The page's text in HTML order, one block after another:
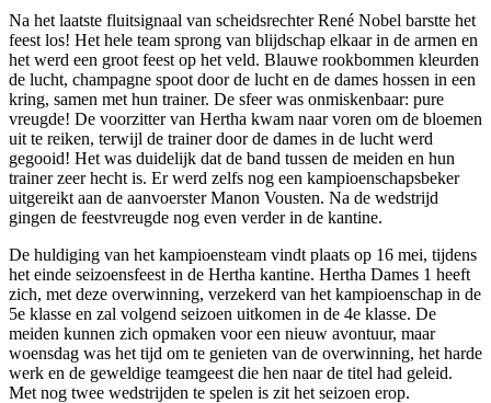
Na het laatste fluitsignaal van scheidsrechter René Nobel barstte het
feest los! Het hele team sprong van blijdschap elkaar in de armen en
het werd een groot feest op het veld. Blauwe rookbommen kleurden
de lucht, champagne spoot door de lucht en de dames hossen in een
kring, samen met hun trainer. De sfeer was onmiskenbaar: pure
vreugde! De voorzitter van Hertha kwam naar voren om de bloemen
uit te reiken, terwijl de trainer door de dames in de lucht werd
gegooid! Het was duidelijk dat de band tussen de meiden en hun
trainer zeer hecht is. Er werd zelfs nog een kampioenschapsbeker
uitgereikt aan de aanvoerster Manon Vousten. Na de wedstrijd
gingen de feestvreugde nog even verder in de kantine.
De huldiging van het kampioensteam vindt plaats op 16 mei, tijdens
het einde seizoensfeest in de Hertha kantine. Hertha Dames 1 heeft
zich, met deze overwinning, verzekerd van het kampioenschap in de
5e klasse en zal volgend seizoen uitkomen in de 4e klasse. De
meiden kunnen zich opmaken voor een nieuw avontuur, maar
woensdag was het tijd om te genieten van de overwinning, het harde
werk en de geweldige teamgeest die hen naar de titel had geleid.
Met nog twee wedstrijden te spelen is zit het seizoen erop.